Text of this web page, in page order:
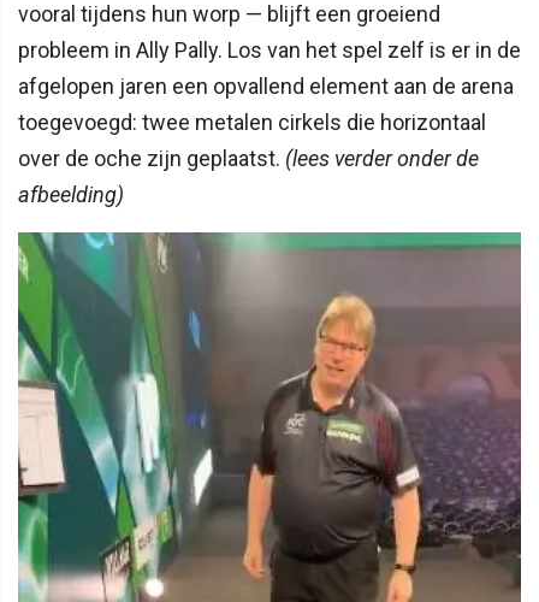
vooral tijdens hun worp — blijft een groeiend
probleem in Ally Pally. Los van het spel zelf is er in de
afgelopen jaren een opvallend element aan de arena
toegevoegd: twee metalen cirkels die horizontaal
over de oche zijn geplaatst. (lees verder onder de
afbeelding)